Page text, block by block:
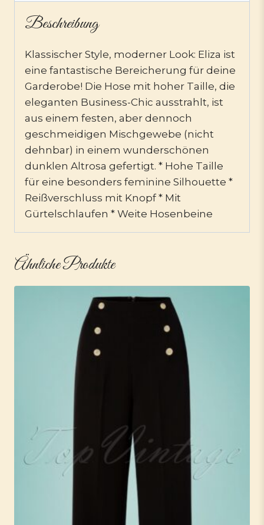
Beschreibung
Klassischer Style, moderner Look: Eliza ist
eine fantastische Bereicherung für deine
Garderobe! Die Hose mit hoher Taille, die
eleganten Business-Chic ausstrahlt, ist
aus einem festen, aber dennoch
geschmeidigen Mischgewebe (nicht
dehnbar) in einem wunderschönen
dunklen Altrosa gefertigt. * Hohe Taille
für eine besonders feminine Silhouette *
Reißverschluss mit Knopf * Mit
Gürtelschlaufen * Weite Hosenbeine
Ähnliche Produkte